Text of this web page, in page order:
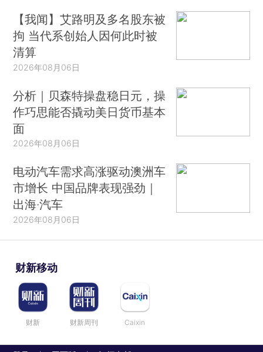
【我闻】艾路明及多名股东被
拘 当代系创始人因何此时被
清算
2026年08月06日
分析｜贝森特操盘稳日元，操
作巧思能否撬动美日货币基本
面
2026年08月06日
电动汽车需求高涨驱动澳洲车
市增长 中国品牌表现强劲｜
出海·汽车
2026年08月06日
财新移动
财新 财新周刊 Caixin